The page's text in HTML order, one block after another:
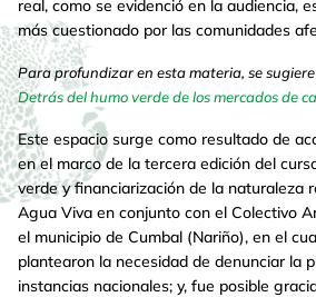
real, como se evidenció en la audiencia,
más cuestionado por las comunidades
Para profundizar en esta materia, se
Detrás del humo verde de los mercados de
Este espacio surge como resultado de
en el marco de la tercera edición del
verde y financiarización de la naturaleza
Agua Viva en conjunto con el Colectivo
el municipio de Cumbal (Nariño), en el
plantearon la necesidad de denunciar la
instancias nacionales; y, fue posible